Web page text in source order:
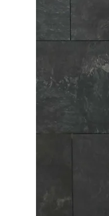
ログイン